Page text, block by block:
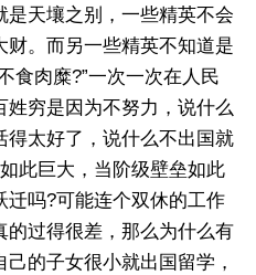
天壤之别，一些精英不会
。而另一些精英不知道是
食肉糜?”一次一次在人民
穷是因为不努力，说什么
得太好了，说什么不出国就
此巨大，当阶级壁垒如此
迁吗?可能连个双休的工作
的过得很差，那么为什么有
的子女很小就出国留学，